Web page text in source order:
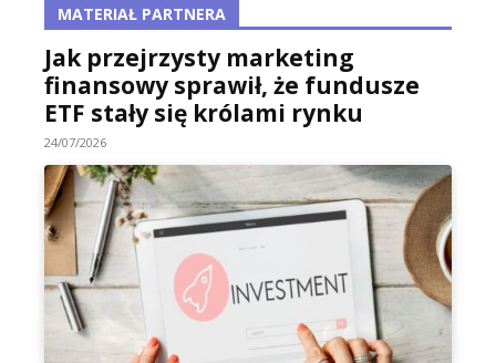
MATERIAŁ PARTNERA
Jak przejrzysty marketing
finansowy sprawił, że fundusze
ETF stały się królami rynku
24/07/2026